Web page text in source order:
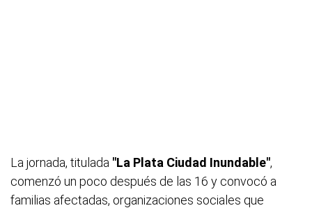
La jornada, titulada "La Plata Ciudad Inundable",
comenzó un poco después de las 16 y convocó a
familias afectadas, organizaciones sociales que